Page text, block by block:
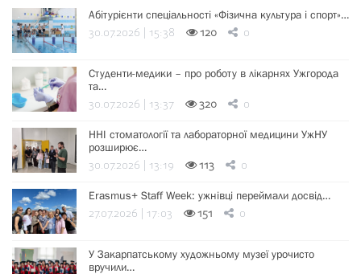
Абітурієнти спеціальності «Фізична культура і спорт»…
30.07.2026 | 15:38 120 0
Студенти-медики – про роботу в лікарнях Ужгорода
та…
30.07.2026 | 13:37 320 0
ННІ стоматології та лабораторної медицини УжНУ
розширює…
30.07.2026 | 13:19 113 0
Erasmus+ Staff Week: ужнівці переймали досвід…
27.07.2026 | 17:03 151 0
У Закарпатському художньому музеї урочисто
вручили…